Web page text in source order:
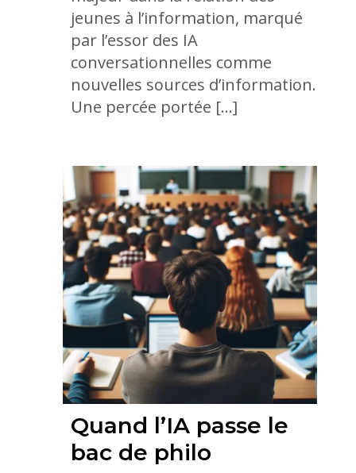
jeunes à l’information, marqué
par l’essor des IA
conversationnelles comme
nouvelles sources d’information.
Une percée portée […]
Quand l’IA passe le
bac de philo